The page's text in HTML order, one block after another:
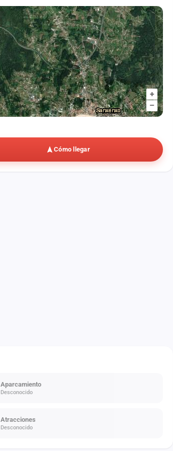
+
–
Cómo llegar
Aparcamiento
Desconocido
Atracciones
Desconocido